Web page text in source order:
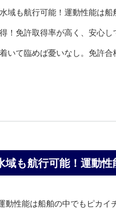
域も航行可能！運動性能は船
！免許取得率が高く、安心し
いて臨めば憂いなし。免許合
域も航行可能！運動
動性能は船舶の中でもピカイ